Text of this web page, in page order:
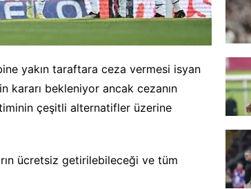
yakın taraftara ceza vermesi isyan
bekleniyor ancak cezanın
çeşitli alternatifler üzerine
ücretsiz getirilebileceği ve tüm